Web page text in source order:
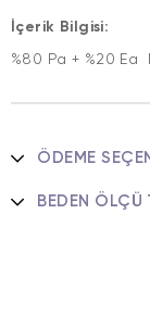
İçerik Bilgisi:
%80 Pa + %20 Ea
ÖDEME
BEDEN ÖLÇÜ